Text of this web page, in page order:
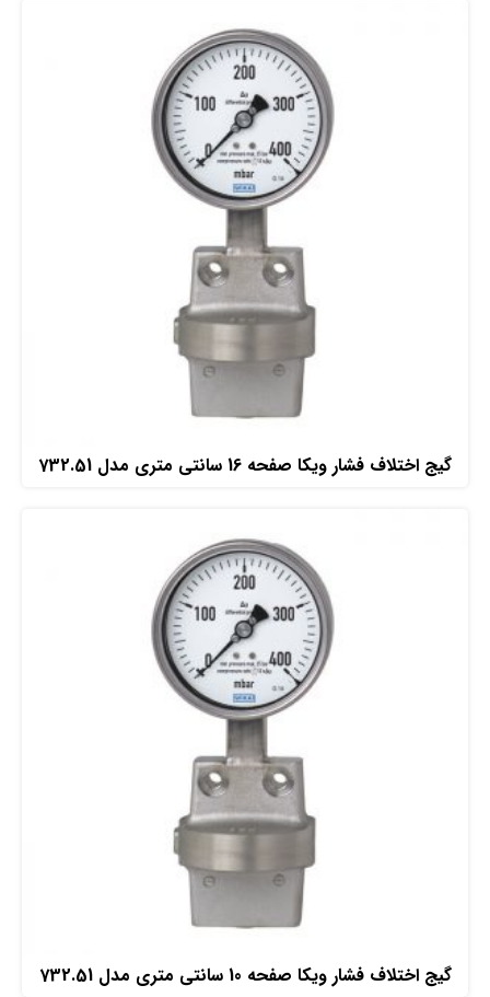
گیج اختلاف فشار ویکا صفحه 16 سانتی متری مدل 732.51
گیج اختلاف فشار ویکا صفحه 10 سانتی متری مدل 732.51